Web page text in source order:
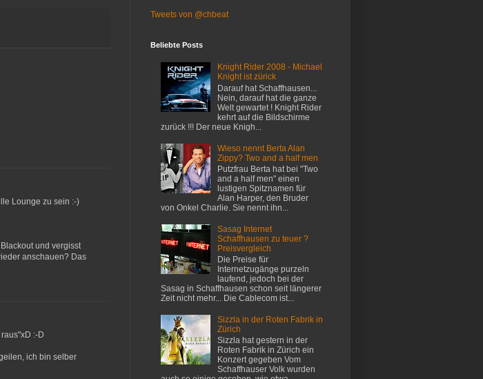
Lounge zu sein :-)
und vergisst
anschauen? Das
:-D
ich bin selber
Tweets von @chbeat
Beliebte Posts
Knight Rider 2008 - Michael
Knight ist zürick
Darauf hat Schaffhausen...
Nein, darauf hat die ganze
Welt gewartet ! Knight Rider
kehrt auf die Bildschirme
zurück !!! Der neue Knigh...
Wieso nennt Berta Alan
Zippy? Two and a half men
Putzfrau Berta hat bei "Two
and a half men" einen
lustigen Spitznamen für
Alan Harper, den Bruder
von Onkel Charlie. Sie nennt ihn...
Sasag Internet
Schaffhausen zu teuer ?
Preisvergleich
Die Preise für
Internetzugänge purzeln
laufend, jedoch bei der
Sasag in Schaffhausen schon seit längerer
Zeit nicht mehr... Die Cablecom ist...
Sizzla in der Roten Fabrik in
Zürich
Sizzla hat gestern in der
Roten Fabrik in Zürich ein
Konzert gegeben Vom
Schaffhauser Volk wurden